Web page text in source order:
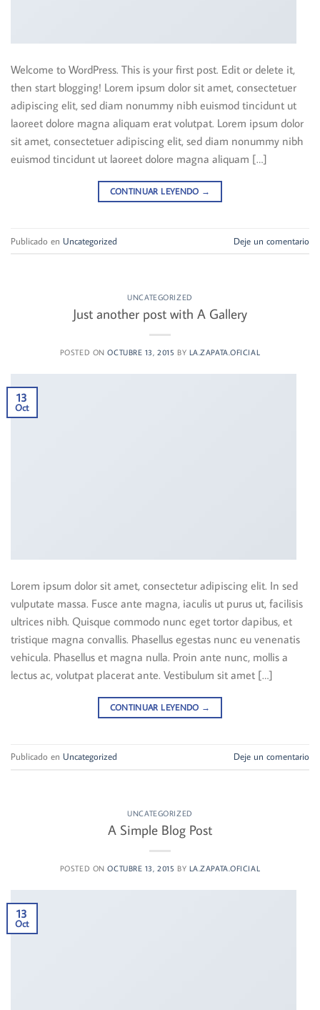
Welcome to WordPress. This is your first post. Edit or delete it,
then start blogging! Lorem ipsum dolor sit amet, consectetuer
adipiscing elit, sed diam nonummy nibh euismod tincidunt ut
laoreet dolore magna aliquam erat volutpat. Lorem ipsum dolor
sit amet, consectetuer adipiscing elit, sed diam nonummy nibh
euismod tincidunt ut laoreet dolore magna aliquam […]
CONTINUAR LEYENDO →
Publicado en Uncategorized Deje un comentario
UNCATEGORIZED
Just another post with A Gallery
POSTED ONOCTUBRE 13, 2015 BY LA.ZAPATA.OFICIAL
13
Oct
Lorem ipsum dolor sit amet, consectetur adipiscing elit. In sed
vulputate massa. Fusce ante magna, iaculis ut purus ut, facilisis
ultrices nibh. Quisque commodo nunc eget tortor dapibus, et
tristique magna convallis. Phasellus egestas nunc eu venenatis
vehicula. Phasellus et magna nulla. Proin ante nunc, mollis a
lectus ac, volutpat placerat ante. Vestibulum sit amet […]
CONTINUAR LEYENDO →
Publicado en Uncategorized Deje un comentario
UNCATEGORIZED
A Simple Blog Post
POSTED ONOCTUBRE 13, 2015 BY LA.ZAPATA.OFICIAL
13
Oct